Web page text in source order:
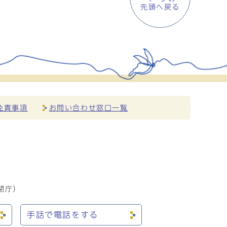
先頭へ戻る
責事項 お問い合わせ窓口一覧
）
手話で電話をする